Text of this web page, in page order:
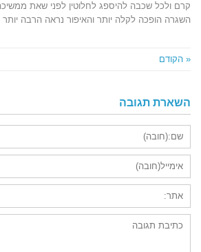
קרם ולכל שכבה להיספג לחלוטין לפני שאת
השגרה הופכה לקלה יותר והאיפור נראה הרבה
« הקודם
השארת תגובה